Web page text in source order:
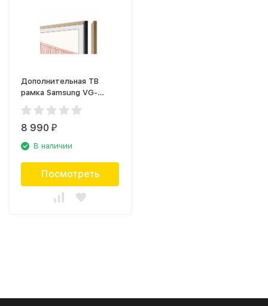
Дополнительная ТВ
рамка Samsung VG-
SCFA85TKBRU древесная
(2021)
8 990₽
В наличии
Посмотреть